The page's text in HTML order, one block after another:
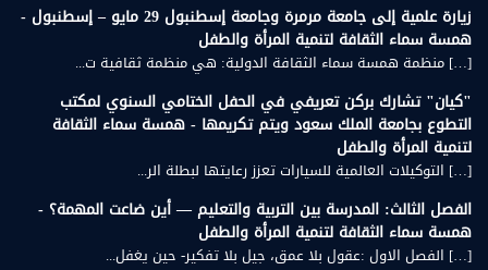
زيارة علمية إلى جامعة مرمرة وجامعة إسطنبول 29 مايو – إسطنبول -
همسة سماء الثقافة لتنمية المرأة والطفل
[…] منظمة همسة سماء الثقافة الدولية: هي منظمة ثقافية ت...
"كيان" تشارك بركن تعريفي في الحفل الختامي السنوي لمكتب
التطوع بجامعة الملك سعود ويتم تكريمها - همسة سماء الثقافة
لتنمية المرأة والطفل
[…] التوكيلات العالمية للسيارات تعزز رعايتها لبطلة الر...
الفصل الثالث: المدرسة بين التربية والتعليم — أين ضاعت المهمة؟ -
همسة سماء الثقافة لتنمية المرأة والطفل
[…] الفصل الاول :عقول بلا عمق، جيل بلا تفكير- حين يغفل...